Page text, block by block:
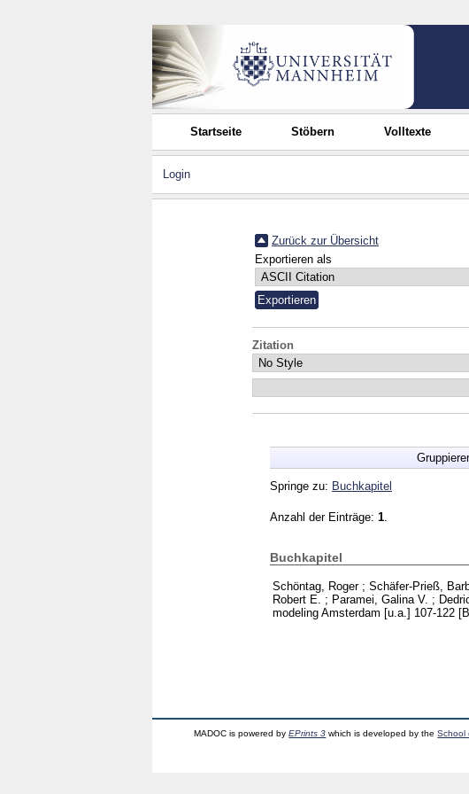
Startseite Stöbern Volltexte
Login
Zurück zur Übersicht
Exportieren als
Zitation
Springe zu: Buchkapitel
Anzahl der Einträge: 1
Buchkapitel
Schöntag, Roger; Schäfer-Prieß,
Robert E.
; Paramei, Galina V. ;
modeling Amsterdam [u.a.] 107-122
MADOC is powered byEPrints 3 which is developed by theSchool